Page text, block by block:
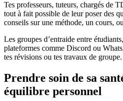
Tes professeurs, tuteurs, chargés de
tout à fait possible de leur poser des
conseils sur une méthode, un cours,
Les groupes d’entraide entre
plateformes comme Discord ou
tes révisions ou tes travaux de groupe.
Prendre soin de sa
équilibre personnel